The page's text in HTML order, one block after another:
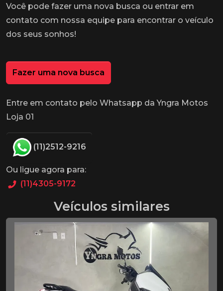
Você pode fazer uma nova busca ou entrar em
contato com nossa equipe para encontrar o veículo
dos seus sonhos!
Fazer uma nova busca
Entre em contato pelo Whatsapp da Yngra Motos
Loja 01
(11)2512-9216
Ou ligue agora para:
(11)4305-9172
Veículos similares